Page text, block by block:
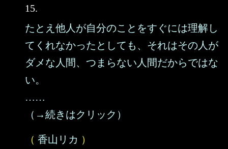
15.
たとえ他人が自分のことをすぐには理解し
てくれなかったとしても、それはその人が
ダメな人間、つまらない人間だからではな
い。
……
（→続きはクリック）
（ 香山リカ ）